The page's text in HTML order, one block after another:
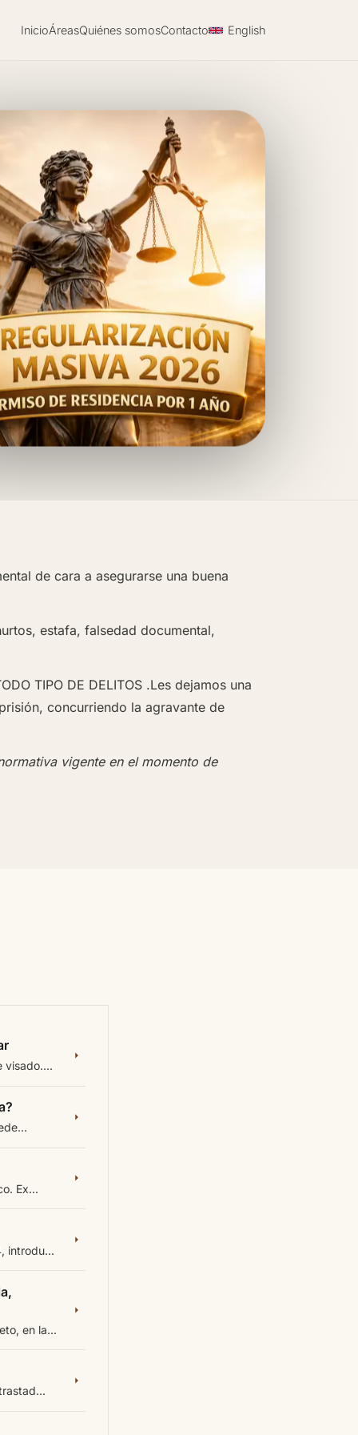
InicioÁreasQuiénes somosContacto English
de cara a asegurarse una buena
estafa, falsedad documental,
TIPO DE DELITOS .Les dejamos una
concurriendo la agravante de
vigente en el momento de
visado....
Ex...
introdu...
en la...